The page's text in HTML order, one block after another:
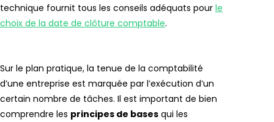
technique fournit tous les conseils adéquats pour le
choix de la date de clôture comptable.
Sur le plan pratique, la tenue de la comptabilité
d’une entreprise est marquée par l’exécution d’un
certain nombre de tâches. Il est important de bien
comprendre les principes de bases qui les